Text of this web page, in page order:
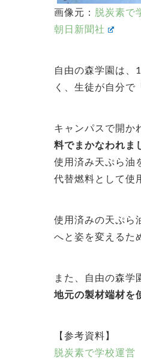
画像元： 脱炭素で
朝日新聞社
自由の森学園は、
く、生徒が自分
キャンパスで開か
料でまかなわれま
使用済み天ぷら油
代替燃料として使
使用済みの天ぷら
へと姿を変えるた
また、自由の森学
地元の製材端材を
【参考資料】
脱炭素で学校運